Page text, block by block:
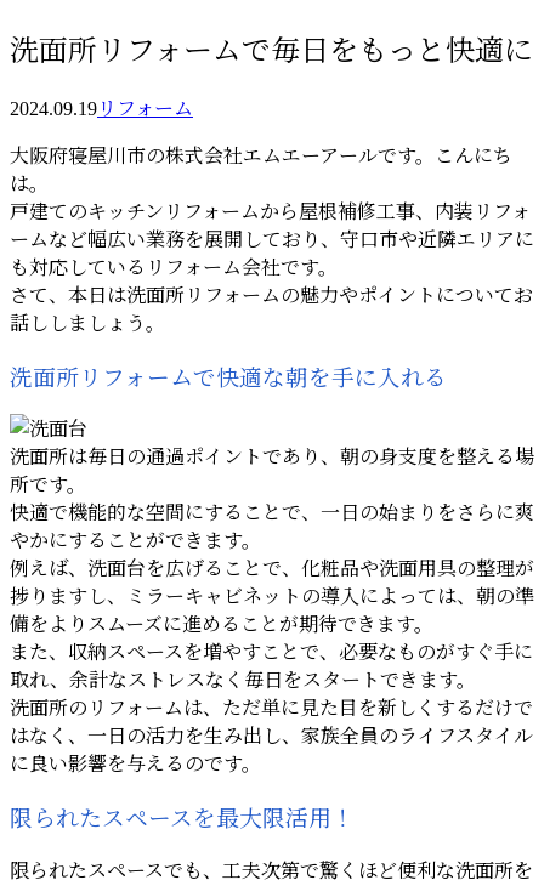
洗面所リフォームで毎日をもっと快適に
2024.09.19 リフォーム
大阪府寝屋川市の株式会社エムエーアールです。こんにち
は。
戸建てのキッチンリフォームから屋根補修工事、内装リフォ
ームなど幅広い業務を展開しており、守口市や近隣エリアに
も対応しているリフォーム会社です。
さて、本日は洗面所リフォームの魅力やポイントについてお
話ししましょう。
洗面所リフォームで快適な朝を手に入れる
洗面所は毎日の通過ポイントであり、朝の身支度を整える場
所です。
快適で機能的な空間にすることで、一日の始まりをさらに爽
やかにすることができます。
例えば、洗面台を広げることで、化粧品や洗面用具の整理が
捗りますし、ミラーキャビネットの導入によっては、朝の準
備をよりスムーズに進めることが期待できます。
また、収納スペースを増やすことで、必要なものがすぐ手に
取れ、余計なストレスなく毎日をスタートできます。
洗面所のリフォームは、ただ単に見た目を新しくするだけで
はなく、一日の活力を生み出し、家族全員のライフスタイル
に良い影響を与えるのです。
限られたスペースを最大限活用！
限られたスペースでも、工夫次第で驚くほど便利な洗面所を